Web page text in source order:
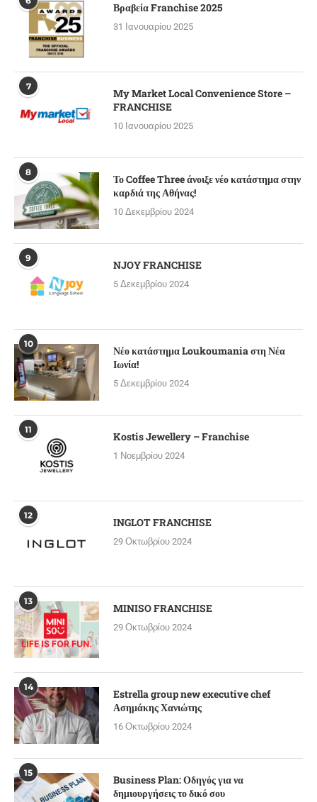
Βραβεία Franchise 2025
31 Ιανουαρίου 2025
7
My Market Local Convenience Store –
FRANCHISE
10 Ιανουαρίου 2025
8
Το Coffee Three άνοιξε νέο κατάστημα στην
καρδιά της Αθήνας!
10 Δεκεμβρίου 2024
9 NJOY FRANCHISE
5 Δεκεμβρίου 2024
10
Νέο κατάστημα Loukoumania στη Νέα
Ιωνία!
5 Δεκεμβρίου 2024
11 Kostis Jewellery – Franchise
1 Νοεμβρίου 2024
12 INGLOT FRANCHISE
29 Οκτωβρίου 2024
13 MINISO FRANCHISE
29 Οκτωβρίου 2024
14
Estrella group new executive chef
Ασημάκης Χανιώτης
16 Οκτωβρίου 2024
15
Business Plan: Οδηγός για να
δημιουργήσεις το δικό σου